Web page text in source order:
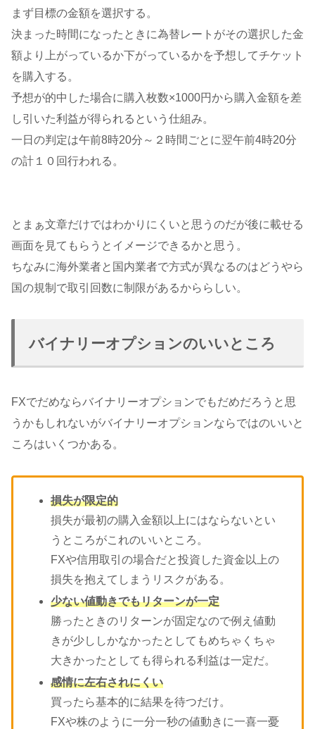
まず目標の金額を選択する。
決まった時間になったときに為替レートがその選択した金
額より上がっているか下がっているかを予想してチケット
を購入する。
予想が的中した場合に購入枚数×1000円から購入金額を差
し引いた利益が得られるという仕組み。
一日の判定は午前8時20分～２時間ごとに翌午前4時20分
の計１０回行われる。
とまぁ文章だけではわかりにくいと思うのだが後に載せる
画面を見てもらうとイメージできるかと思う。
ちなみに海外業者と国内業者で方式が異なるのはどうやら
国の規制で取引回数に制限があるかららしい。
バイナリーオプションのいいところ
FXでだめならバイナリーオプションでもだめだろうと思
うかもしれないがバイナリーオプションならではのいいと
ころはいくつかある。
損失が限定的
損失が最初の購入金額以上にはならないとい
うところがこれのいいところ。
FXや信用取引の場合だと投資した資金以上の
損失を抱えてしまうリスクがある。
少ない値動きでもリターンが一定
勝ったときのリターンが固定なので例え値動
きが少ししかなかったとしてもめちゃくちゃ
大きかったとしても得られる利益は一定だ。
感情に左右されにくい
買ったら基本的に結果を待つだけ。
FXや株のように一分一秒の値動きに一喜一憂